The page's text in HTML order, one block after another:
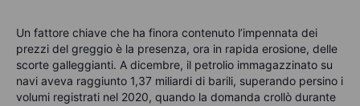
Un fattore chiave che ha finora contenuto l’impennata dei
prezzi del greggio è la presenza, ora in rapida erosione, delle
scorte galleggianti. A dicembre, il petrolio immagazzinato su
navi aveva raggiunto 1,37 miliardi di barili, superando persino i
volumi registrati nel 2020, quando la domanda crollò durante